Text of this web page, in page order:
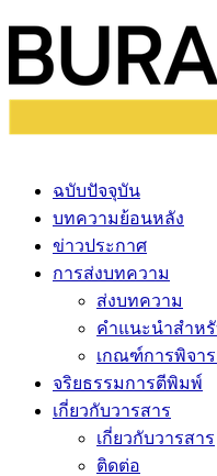
ฉบับปัจจุบัน
บทความย้อนหลัง
ข่าวประกาศ
การส่งบทความ
ส่งบทความ
คำแนะนำสำห
เกณฑ์การพิจา
จริยธรรมการตีพิมพ์
เกี่ยวกับวารสาร
เกี่ยวกับวารสาร
ติดต่อ